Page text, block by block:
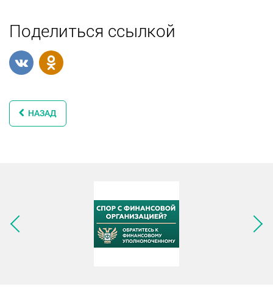
Поделиться ссылкой
НАЗАД
Следующее изображение